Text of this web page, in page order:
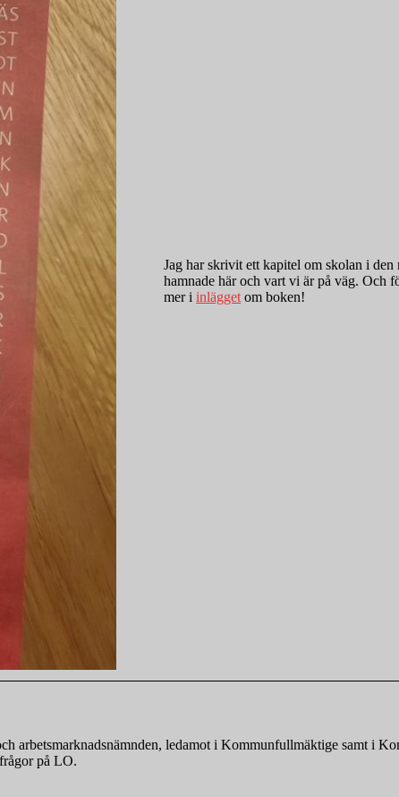
Jag har skrivit ett kapitel om skolan i
hamnade här och vart vi är på väg. Och
mer iinlägget om boken!
ledamot i Kommunfullmäktige samt i
på LO.